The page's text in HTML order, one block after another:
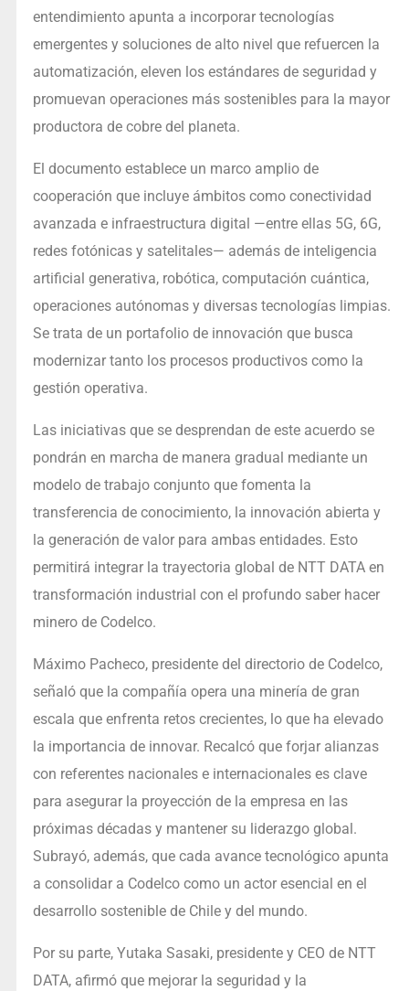
entendimiento apunta a incorporar tecnologías
emergentes y soluciones de alto nivel que refuercen la
automatización, eleven los estándares de seguridad y
promuevan operaciones más sostenibles para la mayor
productora de cobre del planeta.
El documento establece un marco amplio de
cooperación que incluye ámbitos como conectividad
avanzada e infraestructura digital —entre ellas 5G, 6G,
redes fotónicas y satelitales— además de inteligencia
artificial generativa, robótica, computación cuántica,
operaciones autónomas y diversas tecnologías limpias.
Se trata de un portafolio de innovación que busca
modernizar tanto los procesos productivos como la
gestión operativa.
Las iniciativas que se desprendan de este acuerdo se
pondrán en marcha de manera gradual mediante un
modelo de trabajo conjunto que fomenta la
transferencia de conocimiento, la innovación abierta y
la generación de valor para ambas entidades. Esto
permitirá integrar la trayectoria global de NTT DATA en
transformación industrial con el profundo saber hacer
minero de Codelco.
Máximo Pacheco, presidente del directorio de Codelco,
señaló que la compañía opera una minería de gran
escala que enfrenta retos crecientes, lo que ha elevado
la importancia de innovar. Recalcó que forjar alianzas
con referentes nacionales e internacionales es clave
para asegurar la proyección de la empresa en las
próximas décadas y mantener su liderazgo global.
Subrayó, además, que cada avance tecnológico apunta
a consolidar a Codelco como un actor esencial en el
desarrollo sostenible de Chile y del mundo.
Por su parte, Yutaka Sasaki, presidente y CEO de NTT
DATA, afirmó que mejorar la seguridad y la